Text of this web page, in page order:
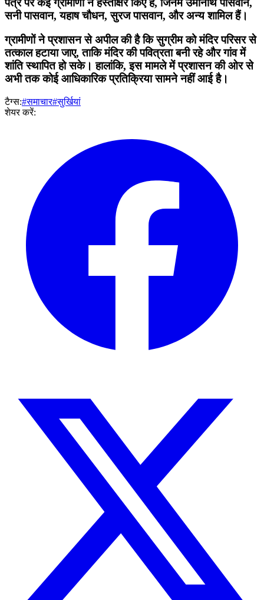
पत्र पर कई ग्रामीणों ने हस्ताक्षर किए हैं, जिनमें उमानाथ पासवान,
सनी पासवान, यहाष चौधन, सुरज पासवान, और अन्य शामिल हैं।
ग्रामीणों ने प्रशासन से अपील की है कि सुग्रीम को मंदिर परिसर से
तत्काल हटाया जाए, ताकि मंदिर की पवित्रता बनी रहे और गांव में
शांति स्थापित हो सके। हालांकि, इस मामले में प्रशासन की ओर से
अभी तक कोई आधिकारिक प्रतिक्रिया सामने नहीं आई है।
टैग्स:#समाचार#सुर्खियां
शेयर करें: